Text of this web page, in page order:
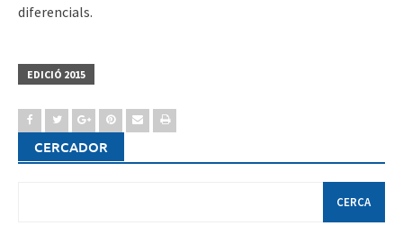
diferencials.
EDICIÓ 2015
CERCADOR